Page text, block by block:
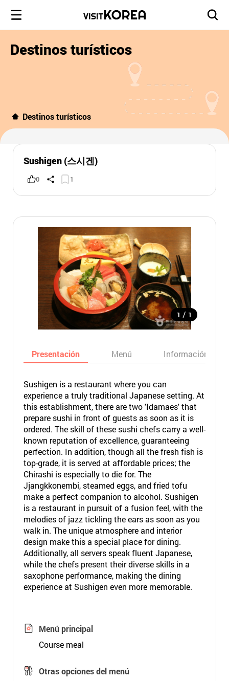
Destinos turísticos
Destinos turísticos
Sushigen (스시겐)
0 1
1 / 1
Presentación Menú Información
Sushigen is a restaurant where you can
experience a truly traditional Japanese setting. At
this establishment, there are two 'Idamaes' that
prepare sushi in front of guests as soon as it is
ordered. The skill of these sushi chefs carry a well-
known reputation of excellence, guaranteeing
perfection. In addition, though all the fresh fish is
top-grade, it is served at affordable prices; the
Chirashi is especially to die for. The
Jjangkkonembi, steamed eggs, and fried tofu
make a perfect companion to alcohol. Sushigen
is a restaurant in pursuit of a fusion feel, with the
melodies of jazz tickling the ears as soon as you
walk in. The unique atmosphere and interior
design make this a special place for dining.
Additionally, all servers speak fluent Japanese,
while the chefs present their diverse skills in a
saxophone performance, making the dining
experience at Sushigen even more memorable.
Menú principal
Course meal
Otras opciones del menú